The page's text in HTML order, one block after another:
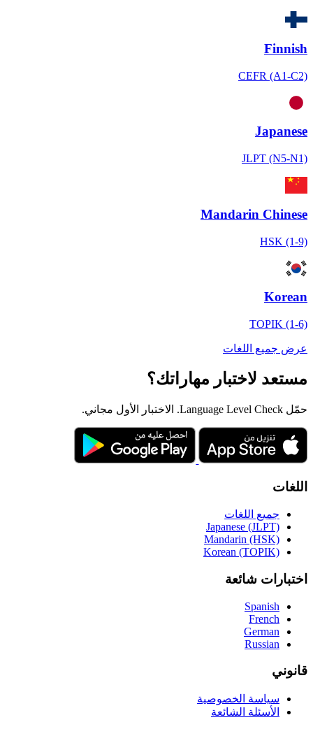
Finnish
CEFR (A1-C2)
Japanese
JLPT (N5-N1)
Mandarin Chinese
HSK (1-9)
Korean
TOPIK (1-6)
عرض جميع اللغات
مستعد لاختبار مهاراتك؟
حمّل Language Level Check. الاختبار الأول مجاني.
اللغات
جميع اللغات
Japanese (JLPT)
Mandarin (HSK)
Korean (TOPIK)
اختبارات شائعة
Spanish
French
German
Russian
قانوني
سياسة الخصوصية
الأسئلة الشائعة